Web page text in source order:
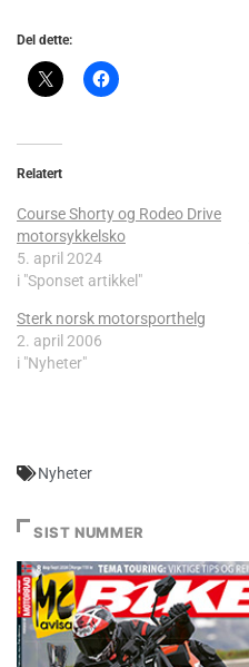
Del dette:
Relatert
Course Shorty og Rodeo Drive
motorsykkelsko
5. april 2024
i "Sponset artikkel"
Sterk norsk motorsporthelg
2. april 2006
i "Nyheter"
Nyheter
SIST NUMMER